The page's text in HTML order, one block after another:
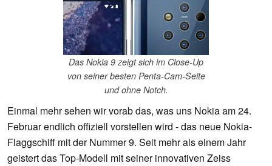
Das Nokia 9 zeigt sich im Close-Up
von seiner besten Penta-Cam-Seite
und ohne Notch.
Einmal mehr sehen wir vorab das, was uns Nokia am 24.
Februar endlich offiziell vorstellen wird - das neue Nokia-
Flaggschiff mit der Nummer 9. Seit mehr als einem Jahr
geistert das Top-Modell mit seiner innovativen Zeiss